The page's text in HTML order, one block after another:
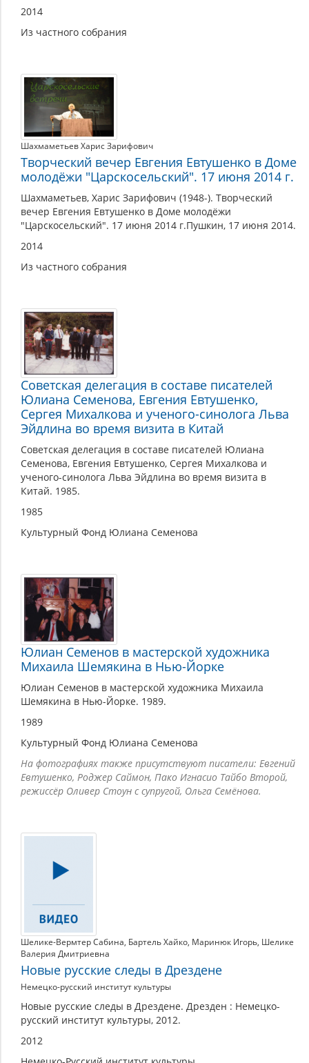
2014
Из частного собрания
Шахмаметьев Харис Зарифович
Творческий вечер Евгения Евтушенко в Доме
молодёжи "Царскосельский". 17 июня 2014 г.
Шахмаметьев, Харис Зарифович (1948-). Творческий
вечер Евгения Евтушенко в Доме молодёжи
"Царскосельский". 17 июня 2014 г.Пушкин, 17 июня 2014.
2014
Из частного собрания
Советская делегация в составе писателей
Юлиана Семенова, Евгения Евтушенко,
Сергея Михалкова и ученого-синолога Льва
Эйдлина во время визита в Китай
Советская делегация в составе писателей Юлиана
Семенова, Евгения Евтушенко, Сергея Михалкова и
ученого-синолога Льва Эйдлина во время визита в
Китай. 1985.
1985
Культурный Фонд Юлиана Семенова
Юлиан Семенов в мастерской художника
Михаила Шемякина в Нью-Йорке
Юлиан Семенов в мастерской художника Михаила
Шемякина в Нью-Йорке. 1989.
1989
Культурный Фонд Юлиана Семенова
На фотографиях также присутствуют писатели: Евгений
Евтушенко, Роджер Саймон, Пако Игнасио Тайбо Второй,
режиссёр Оливер Стоун с супругой, Ольга Семёнова.
Шелике-Вермтер Сабина, Бартель Хайко, Маринюк Игорь, Шелике
Валерия Дмитриевна
Новые русские следы в Дрездене
Немецко-русский институт культуры
Новые русские следы в Дрездене. Дрезден : Немецко-
русский институт культуры, 2012.
2012